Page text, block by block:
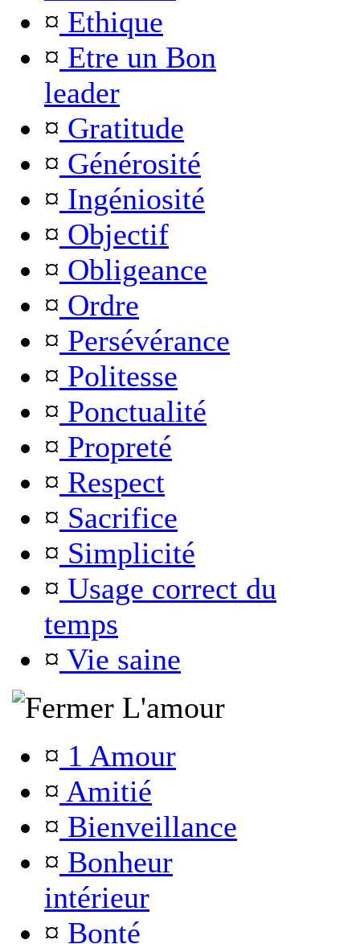
¤ Ethique
¤ Etre un Bon
leader
¤ Gratitude
¤ Générosité
¤ Ingéniosité
¤ Objectif
¤ Obligeance
¤ Ordre
¤ Persévérance
¤ Politesse
¤ Ponctualité
¤ Propreté
¤ Respect
¤ Sacrifice
¤ Simplicité
¤ Usage correct du
temps
¤ Vie saine
L'amour
¤ 1 Amour
¤ Amitié
¤ Bienveillance
¤ Bonheur
intérieur
¤ Bonté